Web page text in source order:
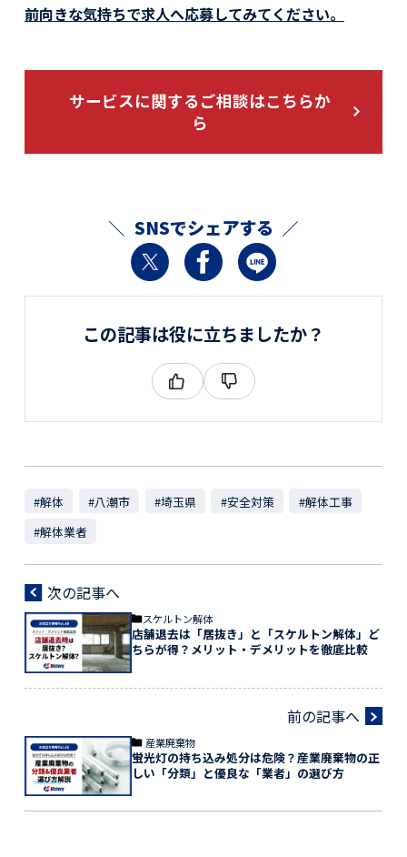
前向きな気持ちで求人へ応募してみてください。
サービスに関するご相談はこちらか
ら
SNSでシェアする
この記事は役に立ちましたか？
#解体 #八潮市 #埼玉県 #安全対策
#解体工事
#解体業者
次の記事へ
スケルトン解体
店舗退去は「居抜き」と「スケルトン解体」ど
ちらが得？メリット・デメリットを徹底比較
前の記事へ
産業廃棄物
蛍光灯の持ち込み処分は危険？産業廃棄物の正
しい「分類」と優良な「業者」の選び方